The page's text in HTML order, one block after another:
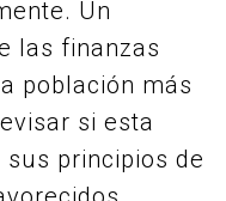
Un
las finanzas
población más
si esta
principios de